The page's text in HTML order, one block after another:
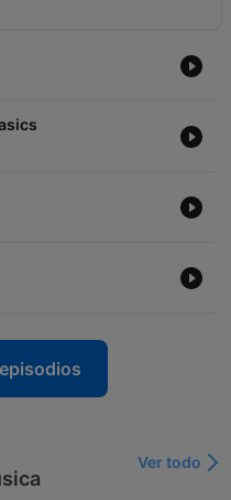
Ver todo